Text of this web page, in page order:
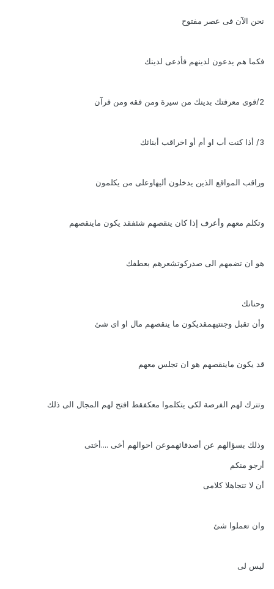
نحن الآن فى عصر مفتوح
فكما هم يدعون لدينهم فأدعى لدينك
2/قوى معرفتك بدينك من سيرة ومن فقه ومن قرآن
3/ أذا كنت أب او أم أو اخراقب أبنائك
وراقب المواقع الذين يدخلون أليهاوعلى من يكلمون
وتكلم معهم وأعرف إذا كان ينقصهم شئفقد يكون ماينقصهم
هو ان تضمهم الى صدركوتشعرهم بعطفك
وحنانك
وأن تقبل وجنتيهمقديكون ما ينقصهم مال او اى شئ
قد يكون ماينقصهم هو ان تجلس معهم
وتترك لهم الفرصة لكى يتكلموا معكفقط افتح لهم المجال الى ذلك
وذلك بسؤالهم عن أصدقائهموعن احوالهم أخى ....أختى
أرجو منكم
أن لا تتجاهلا كلامى
وان تعملوا شئ
ليس لى